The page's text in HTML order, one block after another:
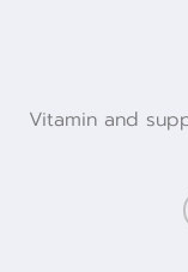
Vitamin and